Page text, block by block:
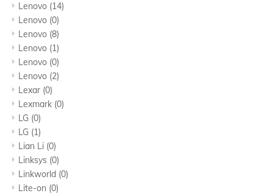
Lenovo (14)
Lenovo (0)
Lenovo (8)
Lenovo (1)
Lenovo (0)
Lenovo (2)
Lexar (0)
Lexmark (0)
LG (0)
LG (1)
Lian Li (0)
Linksys (0)
Linkworld (0)
Lite-on (0)